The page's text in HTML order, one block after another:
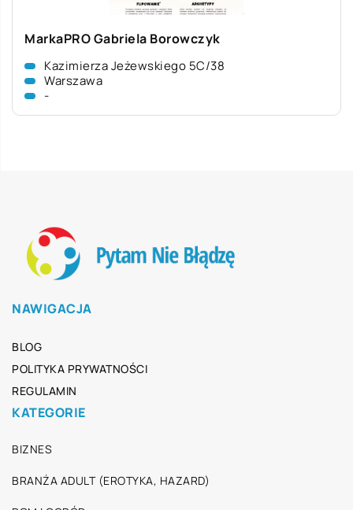
MarkaPRO Gabriela Borowczyk
Kazimierza Jeżewskiego 5C/38
Warszawa
-
NAWIGACJA
BLOG
POLITYKA PRYWATNOŚCI
REGULAMIN
KATEGORIE
BIZNES
BRANŻA ADULT (EROTYKA, HAZARD)